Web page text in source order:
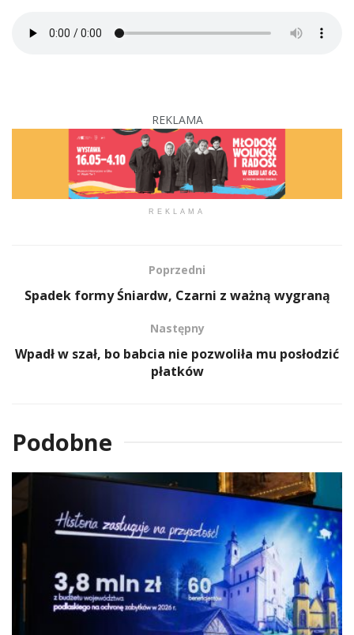
REKLAMA
REKLAMA
Poprzedni
Spadek formy Śniardw, Czarni z ważną wygraną
Następny
Wpadł w szał, bo babcia nie pozwoliła mu posłodzić
płatków
Podobne